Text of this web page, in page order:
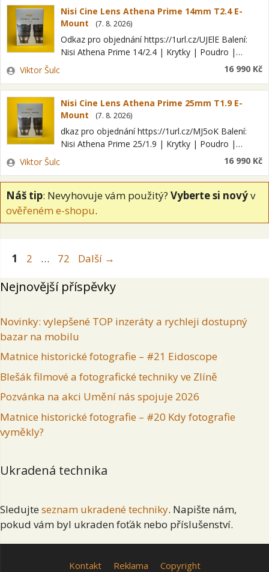
Nisi Cine Lens Athena Prime 14mm T2.4 E-
Mount
(7. 8. 2026)
Odkaz pro objednání https://1url.cz/UJElE Balení:
Nisi Athena Prime 14/2.4 | Krytky | Poudro |
Krabice Stav: Vzhled: Jako nové Optika: Bez vad
Zadavatel
Viktor Šulc 16 990 Kč
Nisi Cine Lens Athena Prime 25mm T1.9 E-
Mount
(7. 8. 2026)
dkaz pro objednání https://1url.cz/MJ5oK Balení:
Nisi Athena Prime 25/1.9 | Krytky | Poudro |
Krabice Stav: Vzhled: Jako nové Optika: Bez vad
Zadavatel
Viktor Šulc 16 990 Kč
Náš tip: Nevyhovuje vám použitý? Vyberte si novýv
ověřeném e-shopu.
Stránka
1 Stránka
2 … Stránka
72 Další →
Nejnovější příspěvky
Novinky: vylepšené TOP inzeráty a rychleji dostupný
bazar na mobilu
Matnice historické fotografie – #21 Eidoscope
Blešák filmové a fotografické techniky ve Zlíně
Pozvánka na akci Umění nás spojuje 2026
Matnice historické fotografie – #20 Kdy fotografie
vyměkly?
Ukradená technika
Sledujte seznam ukradené techniky. Napište nám,
pokud vám byl ukraden foťák nebo příslušenství.
Kontakt Reklama Copyright